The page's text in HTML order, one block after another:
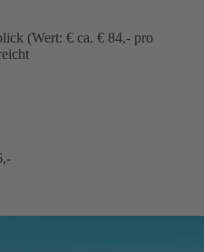
(Wert: € ca. € 84,- pro